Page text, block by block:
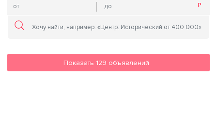
Показать 129 объявлений